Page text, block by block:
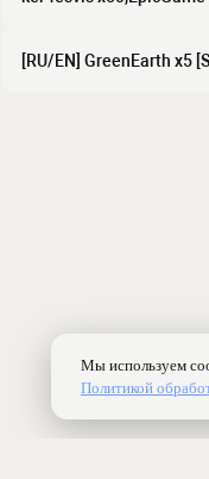
[RU/EN] GreenEarth x5